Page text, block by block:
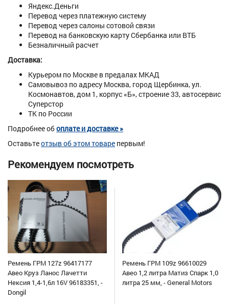
Яндекс.Деньги
Перевод через платежную систему
Перевод через салоны сотовой связи
Перевод на банковскую карту Сбербанка или ВТБ
Безналичный расчет
Доставка:
Курьером по Москве в предалах МКАД
Самовывоз по адресу Москва, город Щербинка, ул.
Космонавтов, дом 1, корпус «Б», строение 33, автосервис
Суперстор
ТК по России
Подробнее обоплате и доставке »
Оставьтеотзыв об этом товаре первым!
Рекомендуем посмотреть
Ремень ГРМ 127z 96417177
Авео Круз Ланос Лачетти
Нексия 1,4-1,6л 16V 96183351, -
Dongil
Ремень ГРМ 109z 96610029
Авео 1,2 литра Матиз Спарк 1,0
литра 25 мм, - General Motors